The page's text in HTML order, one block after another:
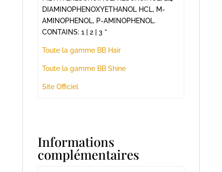
DIAMINOPHENOXYETHANOL HCL, M-
AMINOPHENOL, P-AMINOPHENOL.
CONTAINS: 1 | 2 | 3 ”
Toute la gamme BB Hair
Toute la gamme BB Shine
Site Officiel
Informations
complémentaires